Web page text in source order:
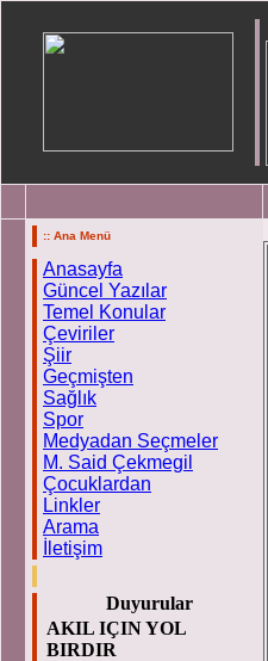
:: Ana Menü
Anasayfa
Güncel Yazılar
Temel Konular
Çeviriler
Şiir
Geçmişten
Sağlık
Spor
Medyadan Seçmeler
M. Said Çekmegil
Çocuklardan
Linkler
Arama
İletişim
Duyurular
AKIL IÇIN YOL
BIRDIR